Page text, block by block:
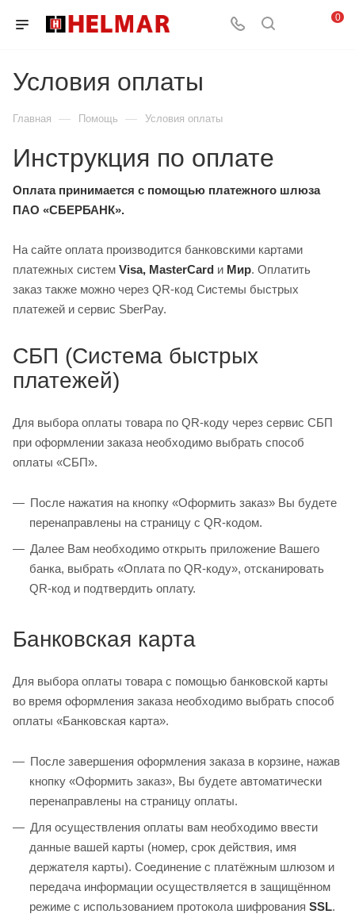
0
Условия оплаты
Главная — Помощь — Условия оплаты
Инструкция по оплате
Оплата принимается с помощью платежного шлюза
ПАО «СБЕРБАНК».
На сайте оплата производится банковскими картами
платежных систем Visa, MasterCard и Мир. Оплатить
заказ также можно через QR‑код Системы быстрых
платежей и сервис SberPay.
СБП (Система быстрых
платежей)
Для выбора оплаты товара по QR‑коду через сервис СБП
при оформлении заказа необходимо выбрать способ
оплаты «СБП».
После нажатия на кнопку «Оформить заказ» Вы будете
перенаправлены на страницу с QR‑кодом.
Далее Вам необходимо открыть приложение Вашего
банка, выбрать «Оплата по QR‑коду», отсканировать
QR‑код и подтвердить оплату.
Банковская карта
Для выбора оплаты товара с помощью банковской карты
во время оформления заказа необходимо выбрать способ
оплаты «Банковская карта».
После завершения оформления заказа в корзине, нажав
кнопку «Оформить заказ», Вы будете автоматически
перенаправлены на страницу оплаты.
Для осуществления оплаты вам необходимо ввести
данные вашей карты (номер, срок действия, имя
держателя карты). Соединение с платёжным шлюзом и
передача информации осуществляется в защищённом
режиме с использованием протокола шифрования SSL.